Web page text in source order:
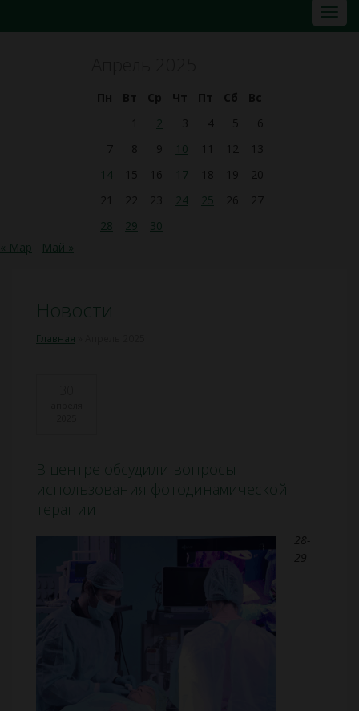
Пн Вт Ср Чт Пт Сб
Вс
1
2 3 4 5
6
7
8 9 10 11 12
13
14
15 16 17 18 19
20
21
22 23 24 25 26
27
28
29
30
« Мар
Май »
Новости
Главная
В центре обсудили вопросы
использования фотодинамической
терапии
28-
29